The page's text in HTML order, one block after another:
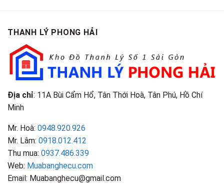
Điểm
Nhận
Biết
THANH LÝ PHONG HẢI
Địa chỉ: 11A Bùi Cẩm Hổ, Tân Thới Hoà, Tân Phú, Hồ Chí
Minh
Mr. Hoà: 0948.920.926
Mr. Lâm: 0918.012.412
Thu mua: 0937.486.339
Web: Muabanghecu.com
Email: Muabanghecu@gmail.com